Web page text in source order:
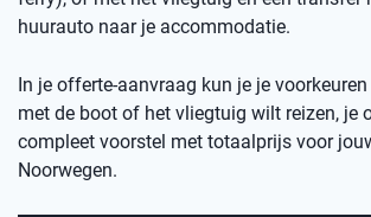
huurauto naar je accommodatie.
In je offerte-aanvraag kun je je
met de boot of het vliegtuig wilt reizen, je
compleet voorstel met totaalprijs voor
Noorwegen.